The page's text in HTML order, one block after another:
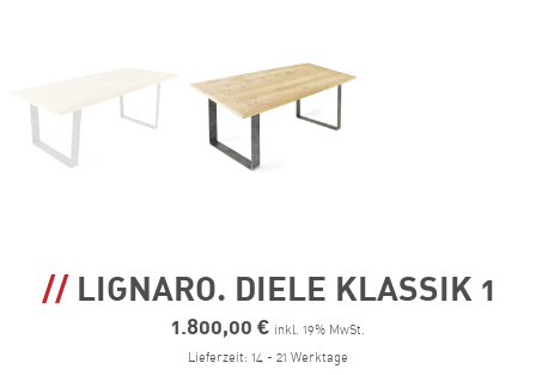
LIGNARO. DIELE KLASSIK 1
1.800,00 € inkl. 19% MwSt.
Lieferzeit: 14 - 21 Werktage